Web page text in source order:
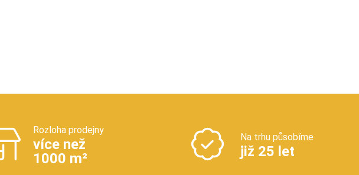
Rozloha prodejny
více než
1000 m²
Na trhu působíme
již 25 let